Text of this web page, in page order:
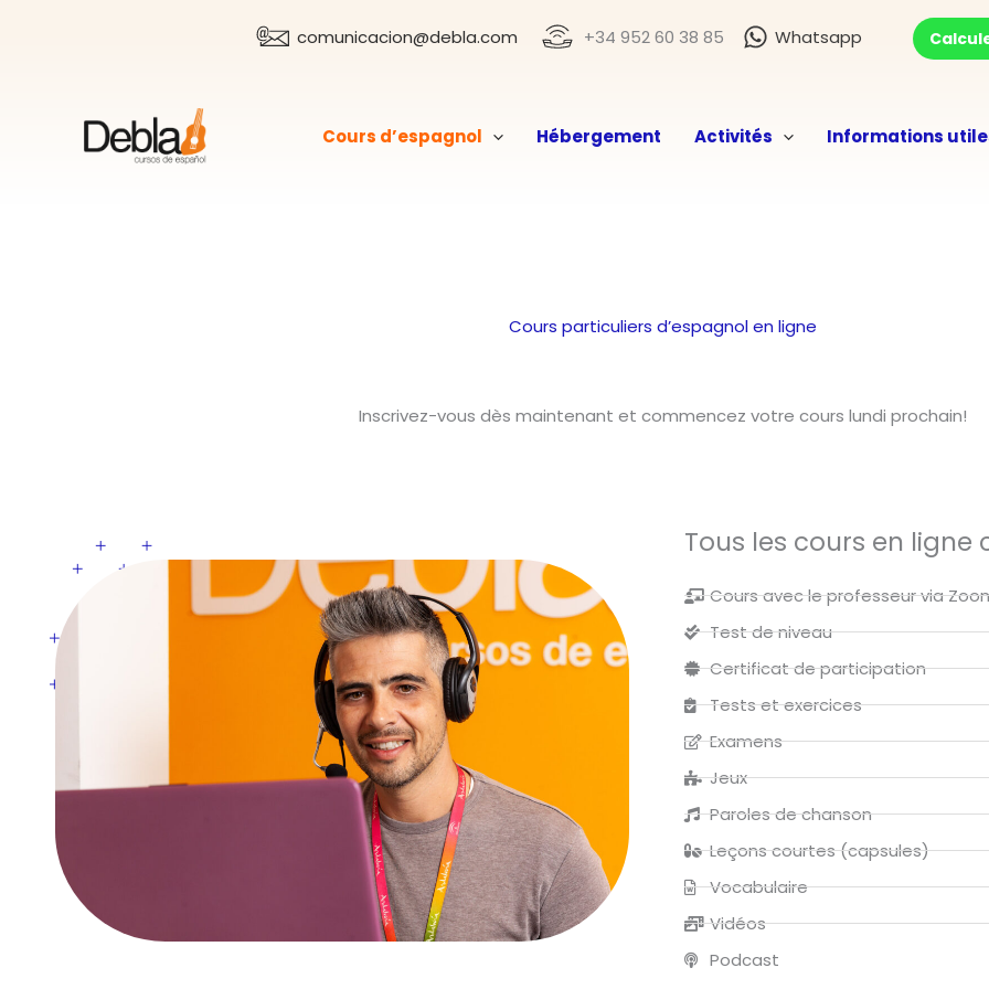
comunicacion@debla.com +34 952 60 38 85 Whatsapp
Cours d’espagnol Hébergement Activités Informations
Cours particuliers d’espagnol en ligne
Inscrivez-vous dès maintenant et commencez votre cours lundi prochain!
Tous les cours en ligne
Cours avec le professeur via
Test de niveau
Certificat de participation
Tests et exercices
Examens
Jeux
Paroles de chanson
Leçons courtes (capsules)
Vocabulaire
Vidéos
Podcast